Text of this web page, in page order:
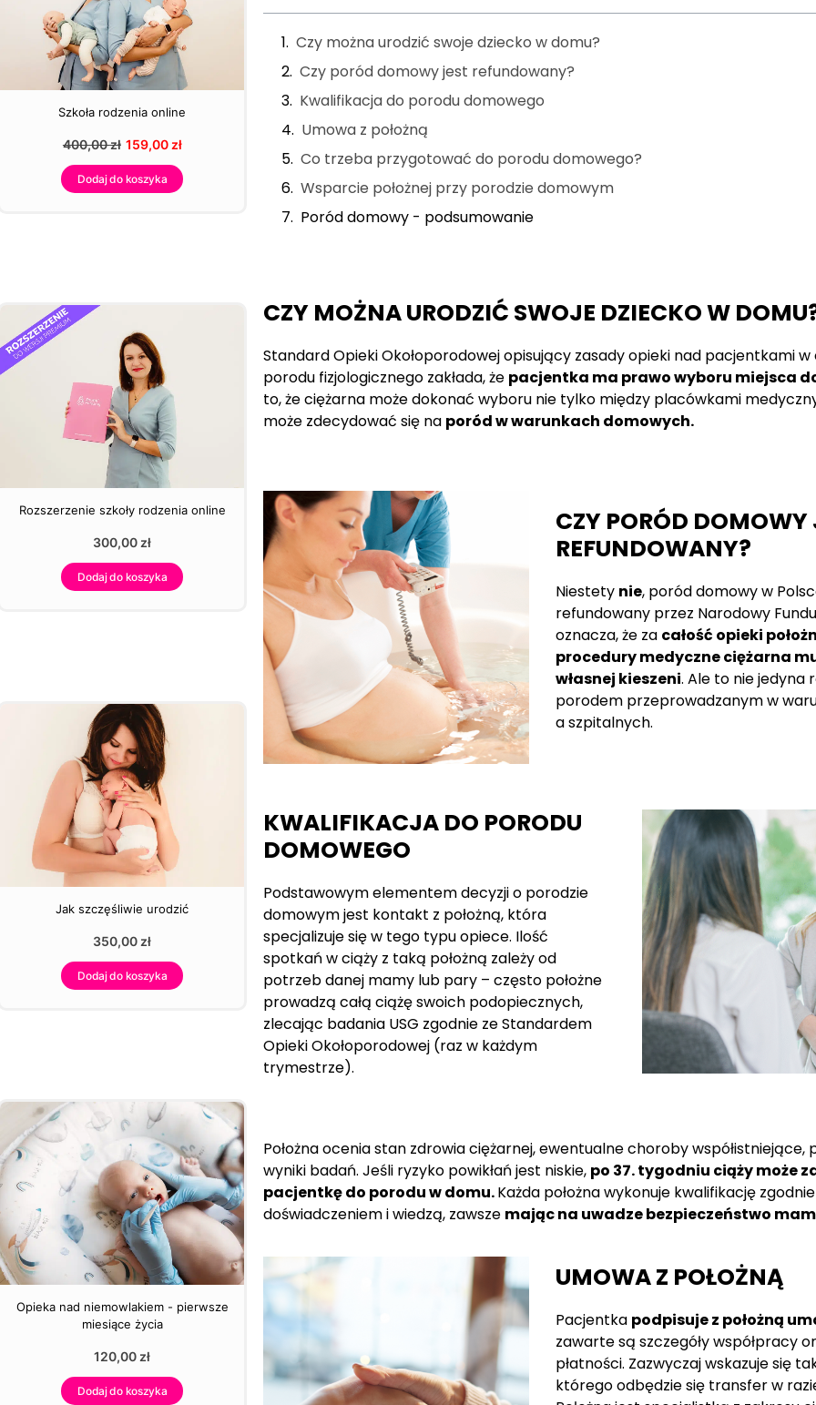
Szkoła rodzenia online
400,00zł 159,00 zł
Dodaj do koszyka
Rozszerzenie szkoły rodzenia online
300,00zł
Dodaj do koszyka
Jak szczęśliwie urodzić
350,00 zł
Dodaj do koszyka
Opieka nad niemowlakiem - pierwsze
miesiące życia
120,00 zł
Dodaj do koszyka
Czy można urodzić swoje dziecko w domu?
Czy poród domowy jest refundowany?
Kwalifikacja do porodu domowego
Umowa z położną
Co trzeba przygotować do porodu domowego?
Wsparcie położnej przy porodzie domowym
Poród domowy - podsumowanie
CZY MOŻNA URODZIĆ SWOJE DZIECKO W
Standard Opieki Okołoporodowej opisujący zasady opieki nad pacjentkami w
porodu fizjologicznego zakłada, że pacjentka ma prawo wyboru miejsca
to, że ciężarna może dokonać wyboru nie tylko między placówkami
może zdecydować się na poród w warunkach domowych.
CZY PORÓD DOMOWY
REFUNDOWANY?
Niestety nie, poród domowy w
refundowany przez Narodowy
oznacza, że za całość opieki
procedury medyczne ciężarna
własnej kieszeni. Ale to nie jedyna
porodem przeprowadzanym w
a szpitalnych.
KWALIFIKACJA DO PORODU
DOMOWEGO
Podstawowym elementem decyzji o porodzie
domowym jest kontakt z położną, która
specjalizuje się w tego typu opiece. Ilość
spotkań w ciąży z taką położną zależy od
potrzeb danej mamy lub pary – często położne
prowadzą całą ciążę swoich podopiecznych,
zlecając badania USG zgodnie ze Standardem
Opieki Okołoporodowej (raz w każdym
trymestrze).
Położna ocenia stan zdrowia ciężarnej, ewentualne choroby współistniejące,
wyniki badań. Jeśli ryzyko powikłań jest niskie, po 37. tygodniu ciąży może
pacjentkę do porodu w domu.Każda położna wykonuje kwalifikację
doświadczeniem i wiedzą, zawsze mając na uwadze bezpieczeństwo
UMOWA Z POŁOŻNĄ
Pacjentka podpisuje z położną
zawarte są szczegóły współpracy
płatności. Zazwyczaj wskazuje się
którego odbędzie się transfer w